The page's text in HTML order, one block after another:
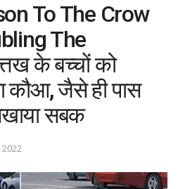
To The Crow
The
के बच्चों को
कौआ, जैसे ही पास
सबक